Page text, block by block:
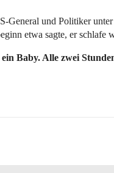
General und Politiker
etwa sagte, er schlafe
Baby. Alle zwei